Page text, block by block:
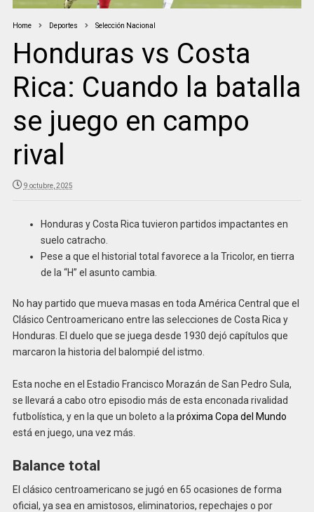
Home Deportes Selección Nacional
Honduras vs Costa
Rica: Cuando la batalla
se juego en campo
rival
9 octubre, 2025
Honduras y Costa Rica tuvieron partidos impactantes en
suelo catracho.
Pese a que el historial total favorece a la Tricolor, en tierra
de la “H” el asunto cambia.
No hay partido que mueva masas en toda América Central que el
Clásico Centroamericano entre las selecciones de Costa Rica y
Honduras. El duelo que se juega desde 1930 dejó capítulos que
marcaron la historia del balompié del istmo.
Esta noche en el Estadio Francisco Morazán de San Pedro Sula,
se llevará a cabo otro episodio más de esta enconada rivalidad
futbolística, y en la que un boleto a lapróxima Copa del Mundo
está en juego, una vez más.
Balance total
El clásico centroamericano se jugó en 65 ocasiones de forma
oficial, ya sea en amistosos, eliminatorios, repechajes o por